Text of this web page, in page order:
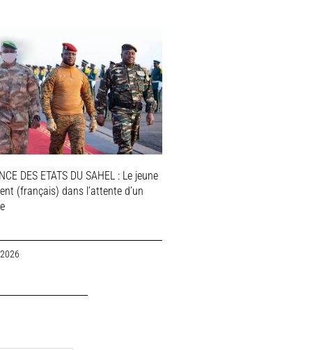
DES ETATS DU SAHEL : Le jeune
(français) dans l’attente d’un